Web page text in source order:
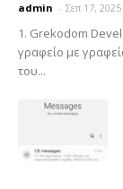
admin - Σεπ 17, 2025
1. Grekodom
γραφείο με
του...